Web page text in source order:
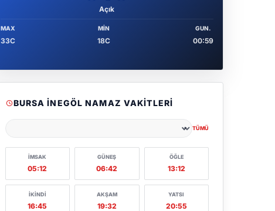
Açık
MAX
33C
MIN
18C
GUN.
00:59
BURSA İNEGÖL NAMAZ VAKITLERI
TÜMÜ
İMSAK
05:12
GÜNEŞ
06:42
ÖĞLE
13:12
İKINDI
16:45
AKŞAM
19:32
YATSI
20:55